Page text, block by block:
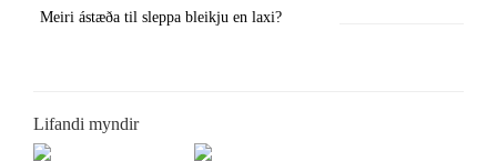
Meiri ástæða til sleppa bleikju en laxi?
Lifandi myndir